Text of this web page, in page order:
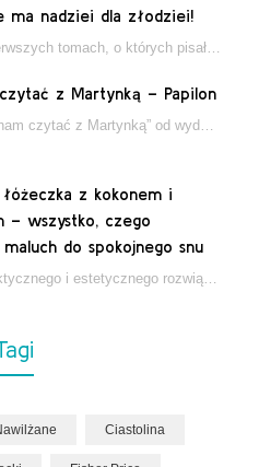
ma nadziei dla złodziei!
z Martynką – Papilon
z kokonem i
– wszystko, czego
do spokojnego snu
Ciastolina